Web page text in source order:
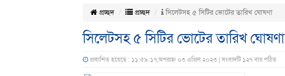
প্রচ্ছদ প্রচ্ছদ সিলেটসহ ৫ সিটির ভোটের তারিখ ঘোষণা
সিলেটসহ ৫ সিটির ভোটের তারিখ ঘোষণা
প্রকাশিত হয়েছে : ১১:৫৯:১৭,অপরাহ্ন ০৩ এপ্রিল ২০২৩ | সংবাদটি ১২৭ বার পঠিত